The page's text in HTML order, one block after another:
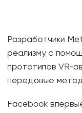
Разработчики
реализму с
прототипов VR-
передовые
Facebook